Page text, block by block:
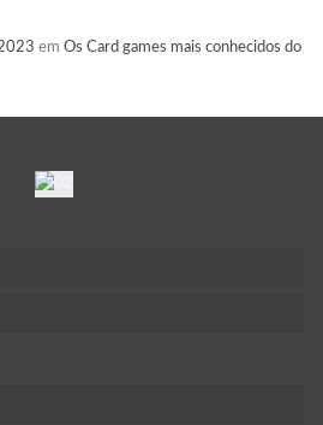
em Os Card games mais conhecidos do